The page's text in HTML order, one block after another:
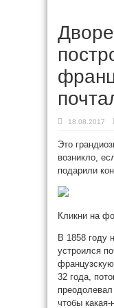
18.08.2017
Это
возникло,
подарили
Кликни на
В 1858 году
устроился
32 года,
чтобы какая-­